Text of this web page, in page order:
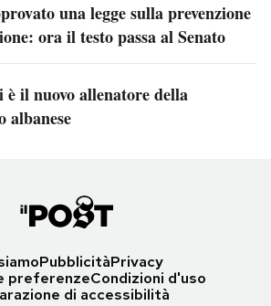
una legge sulla prevenzione
ora il testo passa al Senato
il nuovo allenatore della
albanese
PubblicitàPrivacy
preferenzeCondizioni d'uso
di accessibilità